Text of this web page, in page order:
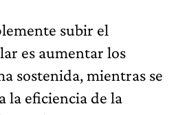
subir el
es aumentar los
sostenida, mientras se
la eficiencia de la